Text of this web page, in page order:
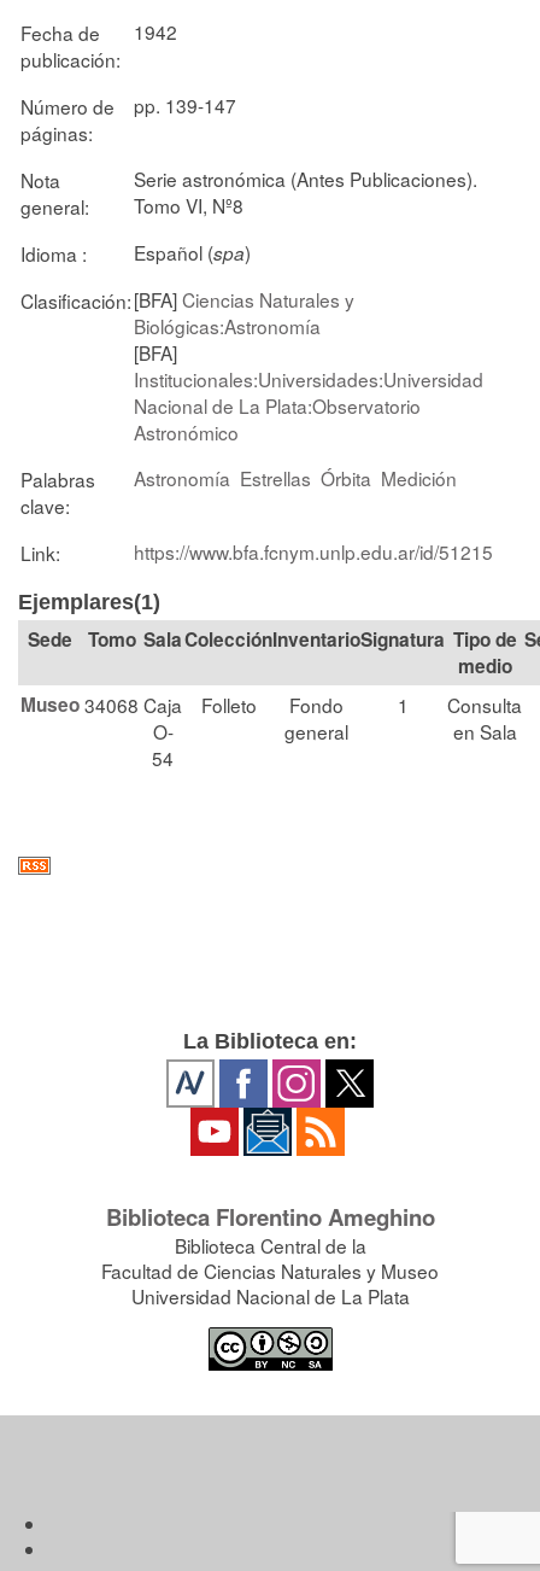
Fecha de
publicación:
1942
Número de
páginas:
pp. 139-147
Nota
general:
Serie astronómica (Antes Publicaciones).
Tomo VI, Nº8
Idioma :
Español (spa)
Clasificación:[BFA]Ciencias Naturales y
Biológicas:Astronomía
[BFA]
Institucionales:Universidades:Universidad
Nacional de La Plata:Observatorio
Astronómico
Palabras
clave:
Astronomía Estrellas Órbita Medición
Link: https://www.bfa.fcnym.unlp.edu.ar/id/51215
Ejemplares(1)
Tomo SalaColección Signatura Tipo de
medio
Museo34068 Caja
O-
54
Folleto
Fondo
general
1
Consulta
en Sala
La Biblioteca en:
Biblioteca Florentino Ameghino
Biblioteca Central de la
Facultad de Ciencias Naturales y Museo
Universidad Nacional de La Plata